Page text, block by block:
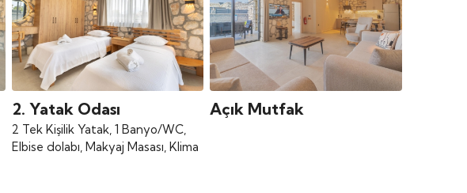
2. Yatak Odası
2 Tek Kişilik Yatak, 1 Banyo/WC,
Elbise dolabı, Makyaj Masası, Klima
Açık Mutfak